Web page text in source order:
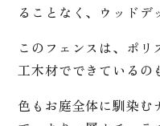
ることなく、ウッドデ
このフェンスは、ポリ
工木材でできているの
色もお庭全体に馴染む